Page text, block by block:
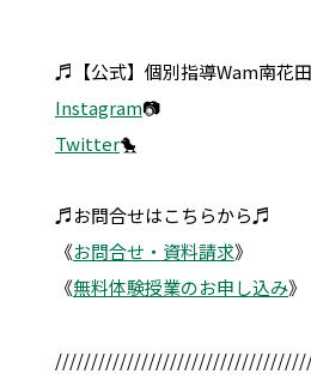
♬【公式】個別指導Wam南花
Instagram📷
Twitter🐤
♬お問合せはこちらから♬
《お問合せ・資料請求》
《無料体験授業のお申し込み》